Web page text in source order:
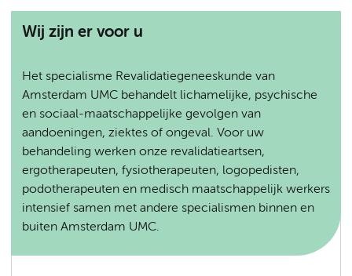
Wij zijn er voor u
Het specialisme Revalidatiegeneeskunde van
Amsterdam UMC behandelt lichamelijke, psychische
en sociaal-maatschappelijke gevolgen van
aandoeningen, ziektes of ongeval. Voor uw
behandeling werken onze revalidatieartsen,
ergotherapeuten, fysiotherapeuten, logopedisten,
podotherapeuten en medisch maatschappelijk werkers
intensief samen met andere specialismen binnen en
buiten Amsterdam UMC.